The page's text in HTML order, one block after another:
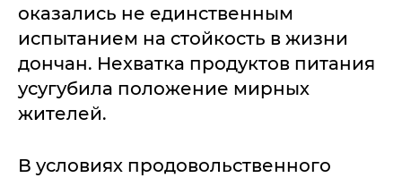
оказались не единственным
испытанием на стойкость в жизни
дончан. Нехватка продуктов питания
усугубила положение мирных
жителей.
В условиях продовольственного